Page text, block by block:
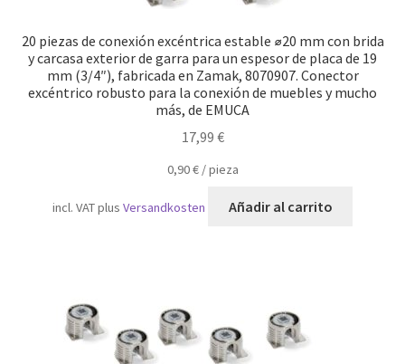
20 piezas de conexión excéntrica estable ⌀20 mm con brida
y carcasa exterior de garra para un espesor de placa de 19
mm (3/4″), fabricada en Zamak, 8070907. Conector
excéntrico robusto para la conexión de muebles y mucho
más, de EMUCA
17,99 €
0,90€/pieza
incl. VATplus Versandkosten Añadir al carrito